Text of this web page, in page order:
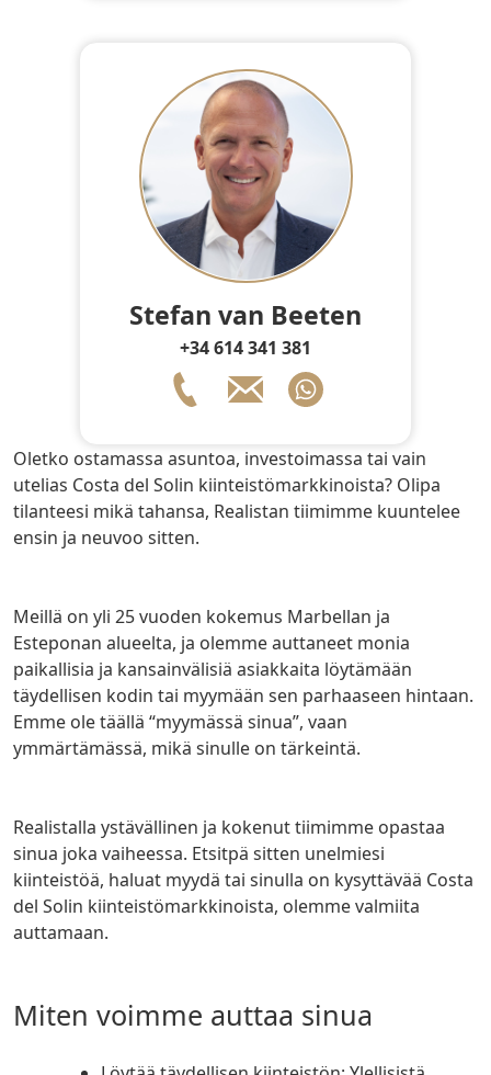
Stefan van Beeten
+34 614 341 381
Oletko ostamassa asuntoa, investoimassa tai vain
utelias Costa del Solin kiinteistömarkkinoista? Olipa
tilanteesi mikä tahansa, Realistan tiimimme kuuntelee
ensin ja neuvoo sitten.
Meillä on yli 25 vuoden kokemus Marbellan ja
Esteponan alueelta, ja olemme auttaneet monia
paikallisia ja kansainvälisiä asiakkaita löytämään
täydellisen kodin tai myymään sen parhaaseen hintaan.
Emme ole täällä “myymässä sinua”, vaan
ymmärtämässä, mikä sinulle on tärkeintä.
Realistalla ystävällinen ja kokenut tiimimme opastaa
sinua joka vaiheessa. Etsitpä sitten unelmiesi
kiinteistöä, haluat myydä tai sinulla on kysyttävää Costa
del Solin kiinteistömarkkinoista, olemme valmiita
auttamaan.
Miten voimme auttaa sinua